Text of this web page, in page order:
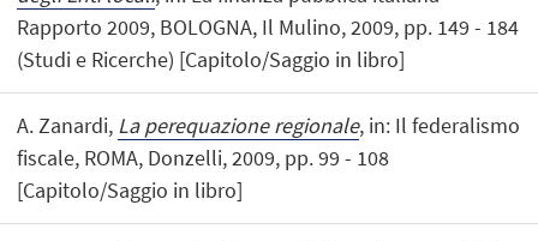
Rapporto 2009, BOLOGNA, Il Mulino, 2009, pp. 149 - 184
(Studi e Ricerche) [Capitolo/Saggio in libro]
A. Zanardi, La perequazione regionale, in: Il federalismo
fiscale, ROMA, Donzelli, 2009, pp. 99 - 108
[Capitolo/Saggio in libro]